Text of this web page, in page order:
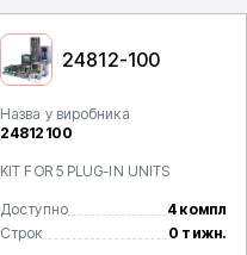
24812-100
Назва у виробника
24812100
KIT FOR 5 PLUG-IN UNITS
Доступно
4 компл
Строк
0 тижн.